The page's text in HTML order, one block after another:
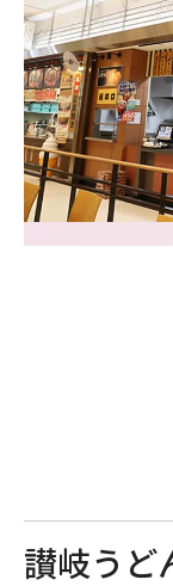
讃岐うど